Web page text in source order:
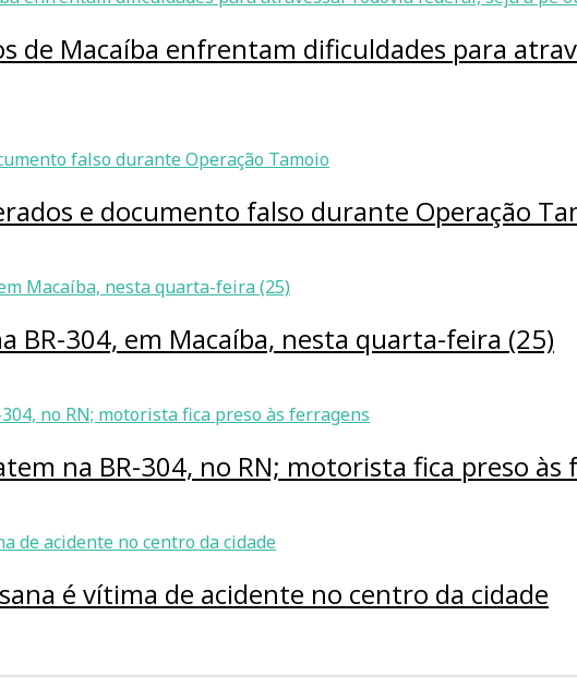
de Macaíba enfrentam dificuldades para
e documento falso durante Operação
BR-304, em Macaíba, nesta quarta-feira (25)
na BR-304, no RN; motorista fica preso às
é vítima de acidente no centro da cidade